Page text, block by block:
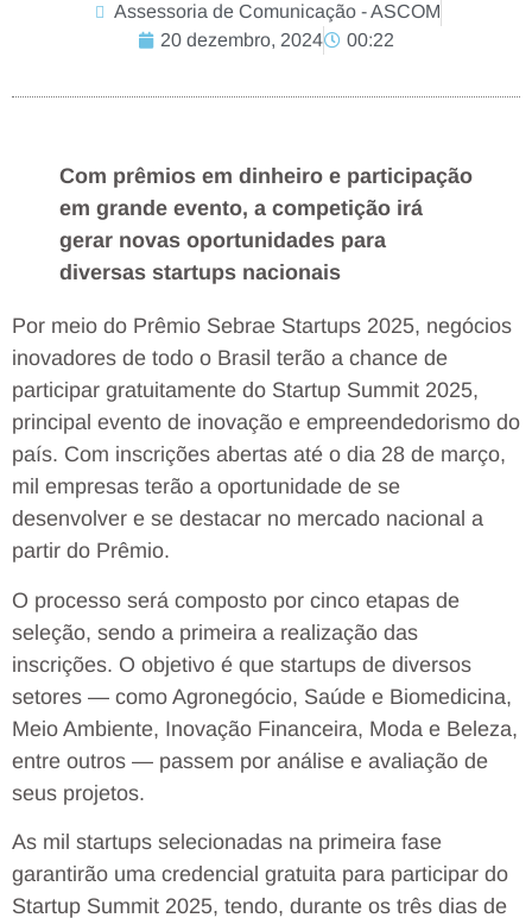
Assessoria de Comunicação - ASCOM
20 dezembro, 2024
00:22
Com prêmios em dinheiro e participação
em grande evento, a competição irá
gerar novas oportunidades para
diversas startups nacionais
Por meio do Prêmio Sebrae Startups 2025, negócios
inovadores de todo o Brasil terão a chance de
participar gratuitamente do Startup Summit 2025,
principal evento de inovação e empreendedorismo do
país. Com inscrições abertas até o dia 28 de março,
mil empresas terão a oportunidade de se
desenvolver e se destacar no mercado nacional a
partir do Prêmio.
O processo será composto por cinco etapas de
seleção, sendo a primeira a realização das
inscrições. O objetivo é que startups de diversos
setores — como Agronegócio, Saúde e Biomedicina,
Meio Ambiente, Inovação Financeira, Moda e Beleza,
entre outros — passem por análise e avaliação de
seus projetos.
As mil startups selecionadas na primeira fase
garantirão uma credencial gratuita para participar do
Startup Summit 2025, tendo, durante os três dias de